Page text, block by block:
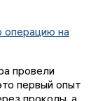
операцию на
провели
первый опыт
проколы, а